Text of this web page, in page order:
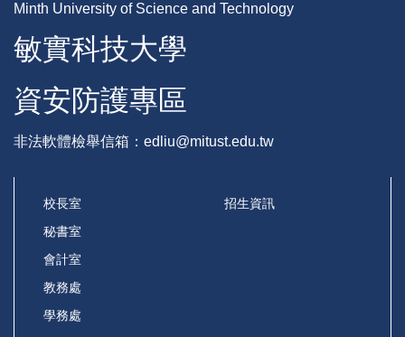
Minth University of Science and Technology
敏實科技大學
資安防護專區
非法軟體檢舉信箱：edliu@mitust.edu.tw
校長室
秘書室
會計室
教務處
學務處
招生資訊